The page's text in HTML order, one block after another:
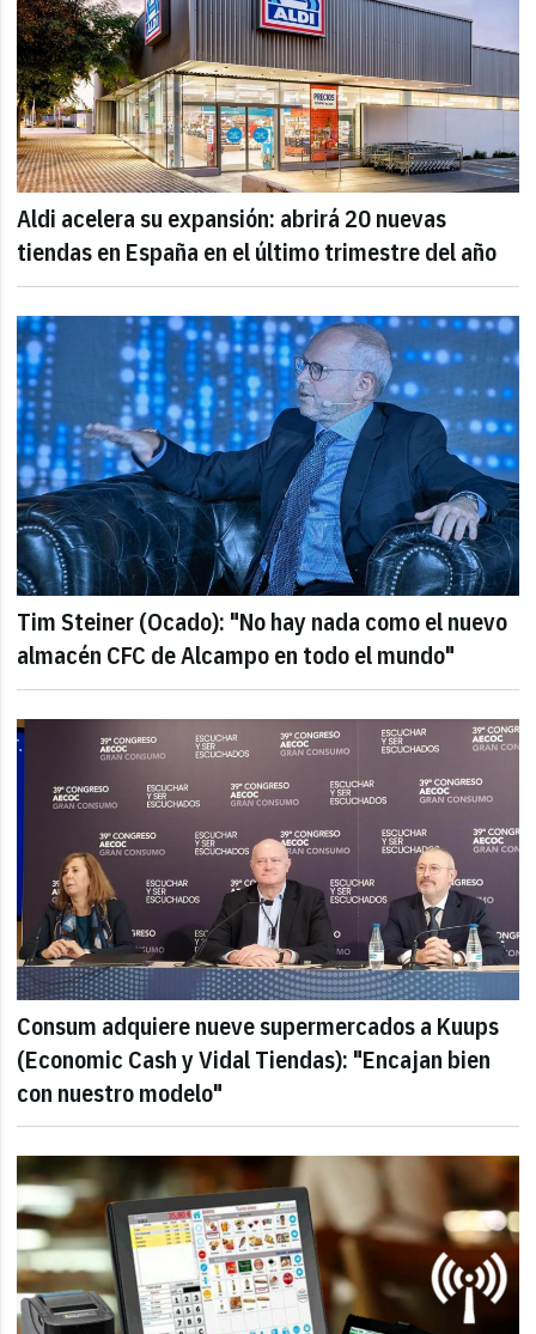
Aldi acelera su expansión: abrirá 20 nuevas
tiendas en España en el último trimestre del año
Tim Steiner (Ocado): "No hay nada como el nuevo
almacén CFC de Alcampo en todo el mundo"
Consum adquiere nueve supermercados a Kuups
(Economic Cash y Vidal Tiendas): "Encajan bien
con nuestro modelo"